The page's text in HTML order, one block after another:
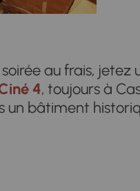
au frais, jetez
4, toujours à
un bâtiment